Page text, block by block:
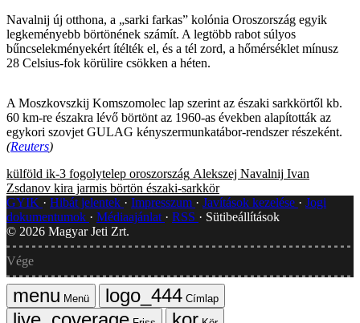
Navalnij új otthona, a „sarki farkas” kolónia Oroszország egyik
legkeményebb börtönének számít. A legtöbb rabot súlyos
bűncselekményekért ítélték el, és a tél zord, a hőmérséklet mínusz
28 Celsius-fok körülire csökken a héten.
A Moszkovszkij Komszomolec lap szerint az északi sarkkörtől kb.
60 km-re északra lévő börtönt az 1960-as években alapították az
egykori szovjet GULAG kényszermunkatábor-rendszer részeként.
(Reuters)
külföld ik-3 fogolytelep oroszország Alekszej Navalnij Ivan
Zsdanov kira jarmis börtön északi-sarkkör
GYIK
Hibát jelentek Impresszum Javítások kezelése
Jogi
dokumentumok
Médiaajánlat RSS
Sütibeállítások
© 2026 Magyar Jeti Zrt.
Vége
Menü
Címlap